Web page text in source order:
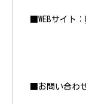
■WEBサイト：
■お問い合わ